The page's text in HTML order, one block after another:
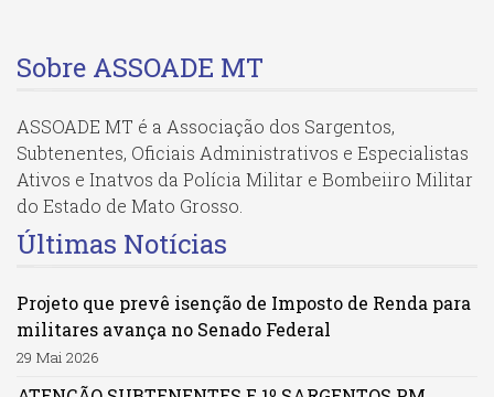
Sobre ASSOADE MT
ASSOADE MT é a Associação dos Sargentos,
Subtenentes, Oficiais Administrativos e Especialistas
Ativos e Inatvos da Polícia Militar e Bombeiiro Militar
do Estado de Mato Grosso.
Últimas Notícias
Projeto que prevê isenção de Imposto de Renda para
militares avança no Senado Federal
29 Mai 2026